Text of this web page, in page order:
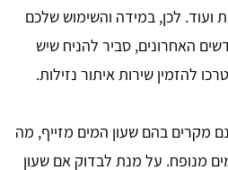
ועוד. לכן, במידה והשימוש שלכם
האחרונים, סביר להניח שיש
להזמין שירות איתור נזילות.
מקרים בהם שעון המים מזייף, מה
מנופח. על מנת לבדוק אם שעון